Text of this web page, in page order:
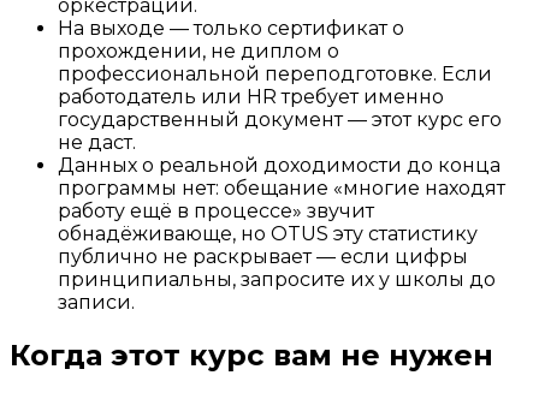
оркестрации.
На выходе — только сертификат о
прохождении, не диплом о
профессиональной переподготовке. Если
работодатель или HR требует именно
государственный документ — этот курс его
не даст.
Данных о реальной доходимости до конца
программы нет: обещание «многие находят
работу ещё в процессе» звучит
обнадёживающе, но OTUS эту статистику
публично не раскрывает — если цифры
принципиальны, запросите их у школы до
записи.
Когда этот курс вам не нужен